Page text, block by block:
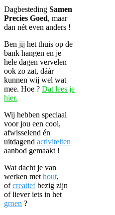
Dagbesteding Samen
Precies Goed, maar
dan nét even anders !
Ben jij het thuis op de
bank hangen en je
hele dagen vervelen
ook zo zat, dáár
kunnen wij wel wat
mee. Hoe ? Dat lees je
hier.
Wij hebben speciaal
voor jou een cool,
afwisselend én
uitdagend activiteiten
aanbod gemaakt !
Wat dacht je van
werken met hout,
ofcreatiefbezig zijn
of liever iets in het
groen ?